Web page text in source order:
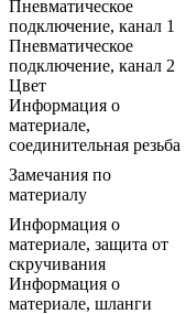
Пневматическое
подключение, канал 1
Пневматическое
подключение, канал 2
Цвет
Информация о
материале,
соединительная резьба
Замечания по
материалу
Информация о
материале, защита от
скручивания
Информация о
материале, шланги